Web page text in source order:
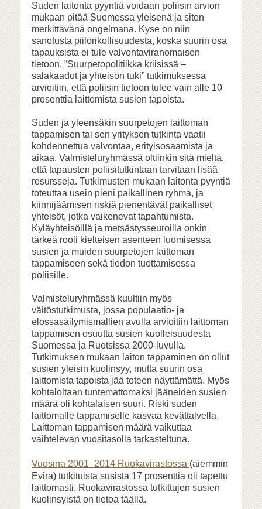
Suden laitonta pyyntiä voidaan poliisin arvion
mukaan pitää Suomessa yleisenä ja siten
merkittävänä ongelmana. Kyse on niin
sanotusta piilorikollisuudesta, koska suurin osa
tapauksista ei tule valvontaviranomaisen
tietoon. ”Suurpetopolitiikka kriisissä –
salakaadot ja yhteisön tuki” tutkimuksessa
arvioitiin, että poliisin tietoon tulee vain alle 10
prosenttia laittomista susien tapoista.
Suden ja yleensäkin suurpetojen laittoman
tappamisen tai sen yrityksen tutkinta vaatii
kohdennettua valvontaa, erityisosaamista ja
aikaa. Valmisteluryhmässä oltiinkin sitä mieltä,
että tapausten poliisitutkintaan tarvitaan lisää
resursseja. Tutkimusten mukaan laitonta pyyntiä
toteuttaa usein pieni paikallinen ryhmä, ja
kiinnijäämisen riskiä pienentävät paikalliset
yhteisöt, jotka vaikenevat tapahtumista.
Kyläyhteisöillä ja metsästysseuroilla onkin
tärkeä rooli kielteisen asenteen luomisessa
susien ja muiden suurpetojen laittoman
tappamiseen sekä tiedon tuottamisessa
poliisille.
Valmisteluryhmässä kuultiin myös
väitöstutkimusta, jossa populaatio- ja
elossasäilymismallien avulla arvioitiin laittoman
tappamisen osuutta susien kuolleisuudesta
Suomessa ja Ruotsissa 2000-luvulla.
Tutkimuksen mukaan laiton tappaminen on ollut
susien yleisin kuolinsyy, mutta suurin osa
laittomista tapoista jää toteen näyttämättä. Myös
kohtaloltaan tuntemattomaksi jääneiden susien
määrä oli kohtalaisen suuri. Riski suden
laittomalle tappamiselle kasvaa kevättalvella.
Laittoman tappamisen määrä vaikuttaa
vaihtelevan vuositasolla tarkasteltuna.
Vuosina 2001–2014 Ruokavirastossa (aiemmin
Evira) tutkituista susista 17 prosenttia oli tapettu
laittomasti. Ruokavirastossa tutkittujen susien
kuolinsyistä on tietoa täällä.